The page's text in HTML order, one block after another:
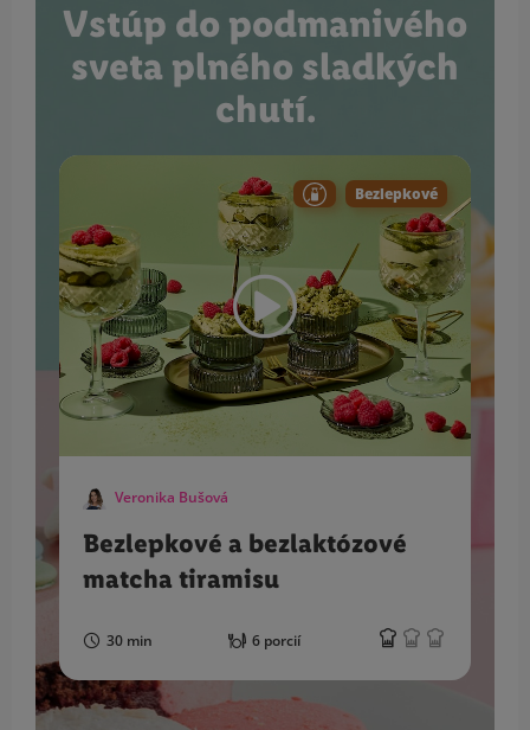
Vstúp do podmanivého
sveta plného sladkých
chutí.
Bezlepkové
Veronika Bušová
Bezlepkové a bezlaktózové
matcha tiramisu
30 min 6 porcií